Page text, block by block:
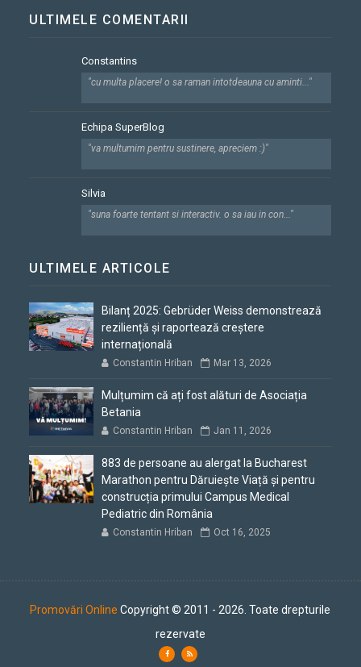
ULTIMELE COMENTARII
Constantins
"cu multa placere! o sa raman intotdeauna cu aminti..."
Echipa SuperBlog
"va multumim pentru sustinere, apreciem :)"
Silvia
"suna foarte tentant si interactiv. o sa iau in con..."
ULTIMELE ARTICOLE
Bilanț 2025: Gebrüder Weiss demonstrează
reziliență și raportează creștere
internațională
Constantin Hriban Mar 13, 2026
Mulțumim că ați fost alături de Asociația
Betania
Constantin Hriban Jan 11, 2026
883 de persoane au alergat la Bucharest
Marathon pentru Dăruiește Viață și pentru
construcția primului Campus Medical
Pediatric din România
Constantin Hriban Oct 16, 2025
Promovări Online Copyright © 2011 - 2026. Toate drepturile
rezervate